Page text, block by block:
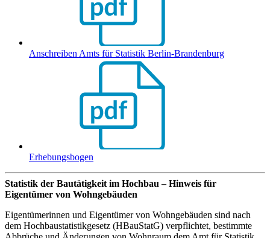
Anschreiben Amts für Statistik Berlin-Brandenburg
Erhebungsbogen
Statistik der Bautätigkeit im Hochbau – Hinweis für
Eigentümer von Wohngebäuden
Eigentümerinnen und Eigentümer von Wohngebäuden sind nach
dem Hochbaustatistikgesetz (HBauStatG) verpflichtet, bestimmte